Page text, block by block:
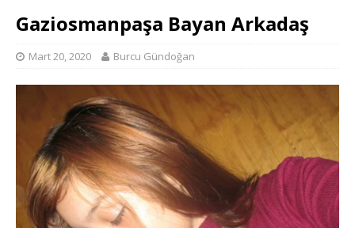
Gaziosmanpaşa Bayan Arkadaş
Mart 20, 2020 Burcu Gündoğan